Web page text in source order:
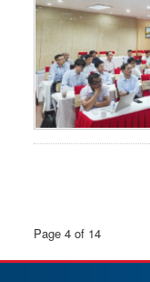
Page 4 of 14